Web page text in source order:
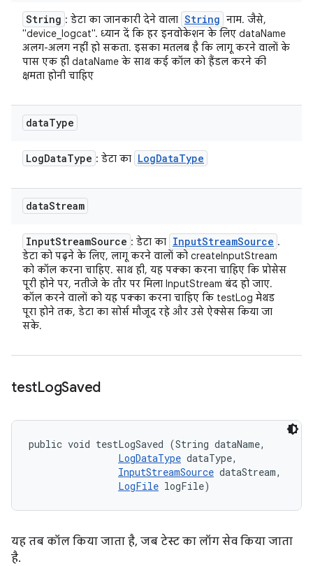
String : डेटा का जानकारी देने वाला String नाम. जैसे,
"device_logcat". ध्यान दें कि हर इनवोकेशन के लिए dataName
अलग-अलग नहीं हो सकता. इसका मतलब है कि लागू करने वालों के
पास एक ही dataName के साथ कई कॉल को हैंडल करने की
क्षमता होनी चाहिए
dataType
LogDataType : डेटा का LogDataType
dataStream
InputStreamSource : डेटा का InputStreamSource .
डेटा को पढ़ने के लिए, लागू करने वालों को createInputStream
को कॉल करना चाहिए. साथ ही, यह पक्का करना चाहिए कि प्रोसेस
पूरी होने पर, नतीजे के तौर पर मिला InputStream बंद हो जाए.
कॉल करने वालों को यह पक्का करना चाहिए कि testLog मेथड
पूरा होने तक, डेटा का सोर्स मौजूद रहे और उसे ऐक्सेस किया जा
सके.
testLogSaved
public void testLogSaved (String dataName,
LogDataType dataType,
InputStreamSource dataStream,
LogFile logFile)
यह तब कॉल किया जाता है, जब टेस्ट का लॉग सेव किया जाता
है.